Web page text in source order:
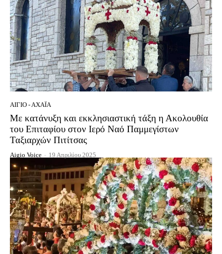
ΑΊΓΙΟ - ΑΧΑΪ́Α
Με κατάνυξη και εκκλησιαστική τάξη η Ακολουθία
του Επιταφίου στον Ιερό Ναό Παμμεγίστων
Ταξιαρχών Πιτίτσας
Aigio Voice - 19 Απριλίου 2025